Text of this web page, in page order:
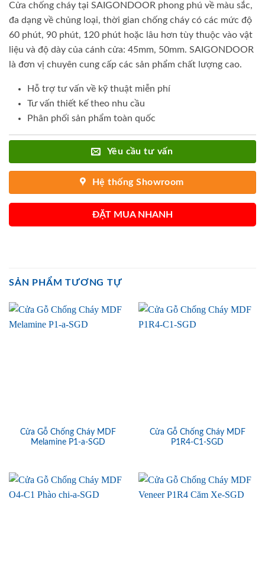
Cửa chống cháy tại SAIGONDOOR phong phú về màu sắc,
đa dạng về chủng loại, thời gian chống cháy có các mức độ
60 phút, 90 phút, 120 phút hoặc lâu hơn tùy thuộc vào vật
liệu và độ dày của cánh cửa: 45mm, 50mm. SAIGONDOOR
là đơn vị chuyên cung cấp các sản phẩm chất lượng cao.
Hỗ trợ tư vấn về kỹ thuật miễn phí
Tư vấn thiết kế theo nhu cầu
Phân phối sản phẩm toàn quốc
Yêu cầu tư vấn
Hệ thống Showroom
ĐẶT MUA NHANH
SẢN PHẨM TƯƠNG TỰ
Cửa Gỗ Chống Cháy MDF
Melamine P1-a-SGD
Cửa Gỗ Chống Cháy MDF
P1R4-C1-SGD